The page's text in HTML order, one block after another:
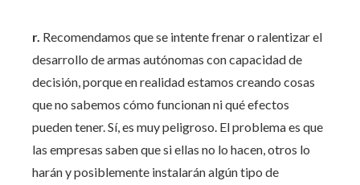
r. Recomendamos que se intente frenar o ralentizar el
desarrollo de armas autónomas con capacidad de
decisión, porque en realidad estamos creando cosas
que no sabemos cómo funcionan ni qué efectos
pueden tener. Sí, es muy peligroso. El problema es que
las empresas saben que si ellas no lo hacen, otros lo
harán y posiblemente instalarán algún tipo de